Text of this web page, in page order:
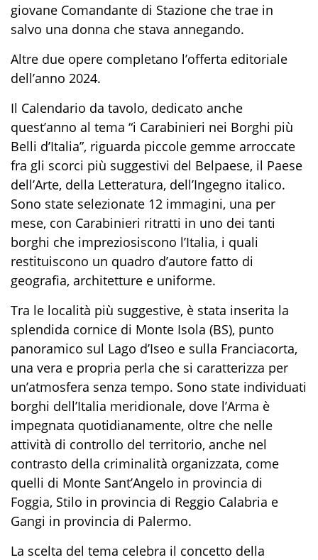
giovane Comandante di Stazione che trae in
salvo una donna che stava annegando.
Altre due opere completano l’offerta editoriale
dell’anno 2024.
Il Calendario da tavolo, dedicato anche
quest’anno al tema “i Carabinieri nei Borghi più
Belli d’Italia”, riguarda piccole gemme arroccate
fra gli scorci più suggestivi del Belpaese, il Paese
dell’Arte, della Letteratura, dell’Ingegno italico.
Sono state selezionate 12 immagini, una per
mese, con Carabinieri ritratti in uno dei tanti
borghi che impreziosiscono l’Italia, i quali
restituiscono un quadro d’autore fatto di
geografia, architetture e uniforme.
Tra le località più suggestive, è stata inserita la
splendida cornice di Monte Isola (BS), punto
panoramico sul Lago d’Iseo e sulla Franciacorta,
una vera e propria perla che si caratterizza per
un’atmosfera senza tempo. Sono state individuati
borghi dell’Italia meridionale, dove l’Arma è
impegnata quotidianamente, oltre che nelle
attività di controllo del territorio, anche nel
contrasto della criminalità organizzata, come
quelli di Monte Sant’Angelo in provincia di
Foggia, Stilo in provincia di Reggio Calabria e
Gangi in provincia di Palermo.
La scelta del tema celebra il concetto della